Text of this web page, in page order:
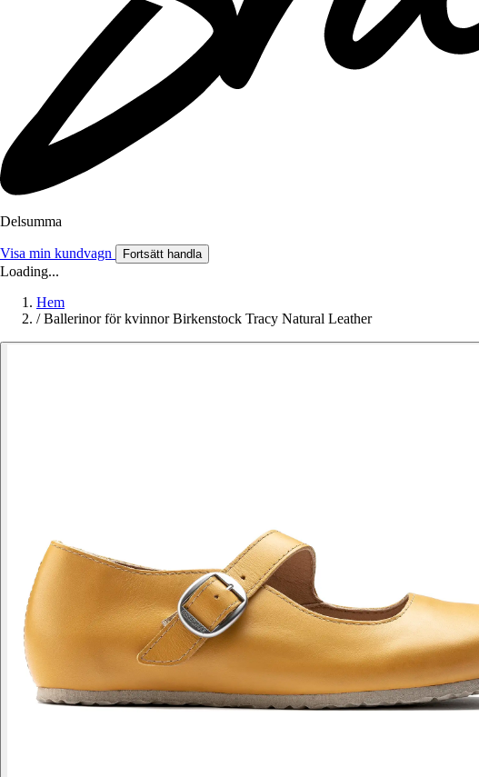
Delsumma
Visa min kundvagn Fortsätt handla
Loading...
Hem
/ Ballerinor för kvinnor Birkenstock Tracy Natural Leather